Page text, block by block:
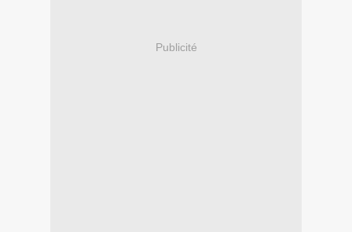
Publicité